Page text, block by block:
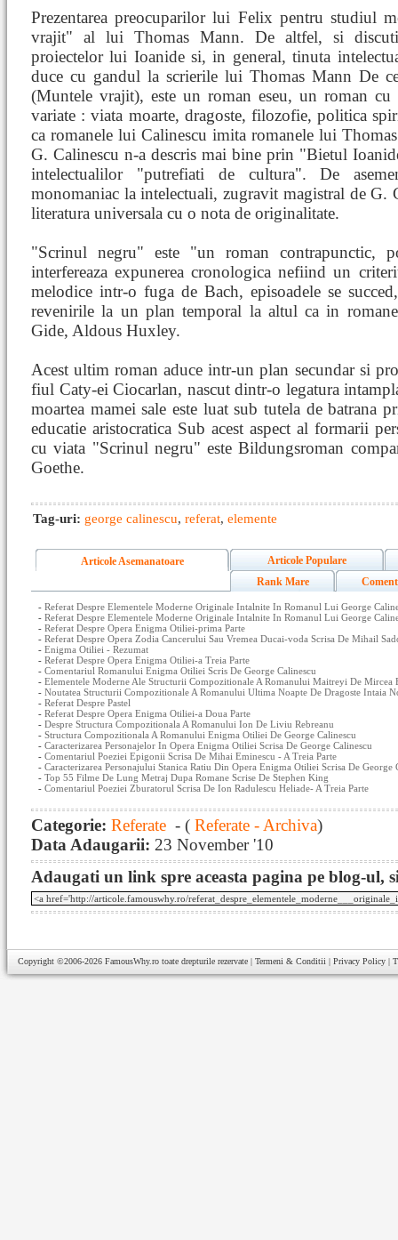
Prezentarea preocuparilor lui Felix pentru studiul
vrajit" al lui Thomas Mann. De altfel, si
proiectelor lui Ioanide si, in general, tinuta
duce cu gandul la scrierile lui Thomas Mann De
(Muntele vrajit), este un roman eseu, un roman
variate : viata moarte, dragoste, filozofie, politica
ca romanele lui Calinescu imita romanele lui
G. Calinescu n-a descris mai bine prin "Bietul
intelectualilor "putrefiati de cultura". De
monomaniac la intelectuali, zugravit magistral de G.
literatura universala cu o nota de originalitate.
"Scrinul negru" este "un roman contrapunctic,
interfereaza expunerea cronologica nefiind un
melodice intr-o fuga de Bach, episoadele se
revenirile la un plan temporal la altul ca in
Gide, Aldous Huxley.
Acest ultim roman aduce intr-un plan secundar si
fiul Caty-ei Ciocarlan, nascut dintr-o legatura
moartea mamei sale este luat sub tutela de batrana
educatie aristocratica Sub acest aspect al formarii
cu viata "Scrinul negru" este Bildungsroman
Goethe.
Tag-uri: george calinescu, referat, elemente
Articole Asemanatoare
Articole Populare
Rank Mare
- Referat Despre Elementele Moderne Originale Intalnite In Romanul Lui George
- Referat Despre Elementele Moderne Originale Intalnite In Romanul Lui George
- Referat Despre Opera Enigma Otiliei-prima Parte
- Referat Despre Opera Zodia Cancerului Sau Vremea Ducai-voda Scrisa De Mihail
- Enigma Otiliei - Rezumat
- Referat Despre Opera Enigma Otiliei-a Treia Parte
- Comentariul Romanului Enigma Otiliei Scris De George Calinescu
- Elementele Moderne Ale Structurii Compozitionale A Romanului Maitreyi De Mircea
- Noutatea Structurii Compozitionale A Romanului Ultima Noapte De Dragoste Intaia
- Referat Despre Pastel
- Referat Despre Opera Enigma Otiliei-a Doua Parte
- Despre Structura Compozitionala A Romanului Ion De Liviu Rebreanu
- Structura Compozitionala A Romanului Enigma Otiliei De George Calinescu
- Caracterizarea Personajelor In Opera Enigma Otiliei Scrisa De George Calinescu
- Comentariul Poeziei Epigonii Scrisa De Mihai Eminescu - A Treia Parte
- Caracterizarea Personajului Stanica Ratiu Din Opera Enigma Otiliei Scrisa De George
- Top 55 Filme De Lung Metraj Dupa Romane Scrise De Stephen King
- Comentariul Poeziei Zburatorul Scrisa De Ion Radulescu Heliade- A Treia Parte
Categorie: Referate - ( Referate - Archiva)
Data Adaugarii: 23 November '10
Adaugati un link spre aceasta pagina pe blog-ul,
Copyright ©2006-2026 FamousWhy.ro toate drepturile rezervate | Termeni & Conditii | Privacy Policy |